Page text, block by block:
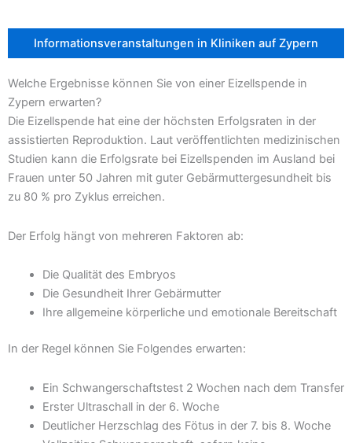
Informationsveranstaltungen in Kliniken auf Zypern
Welche Ergebnisse können Sie von einer Eizellspende in
Zypern erwarten?
Die Eizellspende hat eine der höchsten Erfolgsraten in der
assistierten Reproduktion. Laut veröffentlichten medizinischen
Studien kann die Erfolgsrate bei Eizellspenden im Ausland bei
Frauen unter 50 Jahren mit guter Gebärmuttergesundheit bis
zu 80 % pro Zyklus erreichen.
Der Erfolg hängt von mehreren Faktoren ab:
Die Qualität des Embryos
Die Gesundheit Ihrer Gebärmutter
Ihre allgemeine körperliche und emotionale Bereitschaft
In der Regel können Sie Folgendes erwarten:
Ein Schwangerschaftstest 2 Wochen nach dem Transfer
Erster Ultraschall in der 6. Woche
Deutlicher Herzschlag des Fötus in der 7. bis 8. Woche